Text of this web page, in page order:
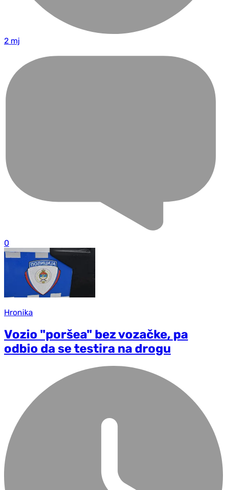
2 mj
0
Hronika
Vozio "poršea" bez vozačke, pa
odbio da se testira na drogu